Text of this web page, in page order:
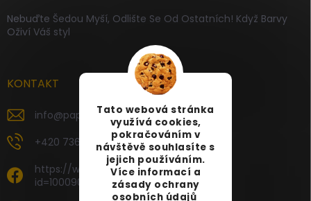
Tato webová stránka
využívá cookies,
pokračováním v
návštěvě souhlasíte s
jejich používáním.
Více informací a
zásady ochrany
osobních údajů
Nebuďte Šedou Myší, Odlište Se Od Ostatních! Když Barvy
Oživí Váš styl
KONTAKT
info@papamartin.cz
+420 736 120 126
https://www.facebook.com/profile.php?
id=100090696535887